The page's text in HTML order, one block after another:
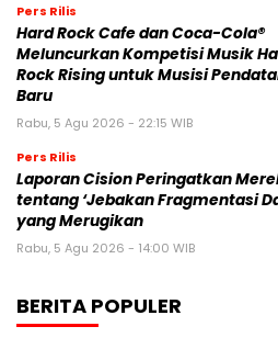
Pers Rilis
Hard Rock Cafe dan Coca-Cola®
Meluncurkan Kompetisi Musik
Rock Rising untuk Musisi
Baru
Rabu, 5 Agu 2026 - 22:15 WIB
Pers Rilis
Laporan Cision Peringatkan
tentang ‘Jebakan Fragmentasi
yang Merugikan
Rabu, 5 Agu 2026 - 14:00 WIB
BERITA POPULER